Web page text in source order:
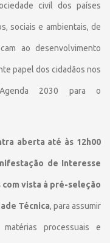
civil dos países
sociais e ambientais, de
ao desenvolvimento
papel dos cidadãos nos
2030 para o
aberta até às 12h00
de Interesse
vista à pré-seleção
Técnica, para assumir
processuais e